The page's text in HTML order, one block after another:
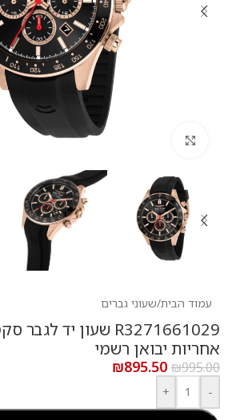
עמוד הבית/שעוני גברים
אחריות יבואן רשמי
₪995.00
₪895.50
-
+